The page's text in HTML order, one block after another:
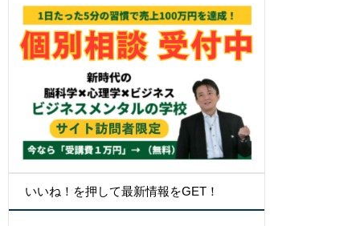
いいね！を押して最新情報をGET！